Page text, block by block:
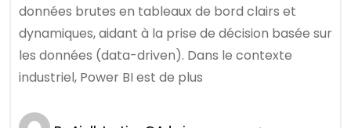
données brutes en tableaux de bord clairs et
dynamiques, aidant à la prise de décision basée sur
les données (data-driven). Dans le contexte
industriel, Power BI est de plus